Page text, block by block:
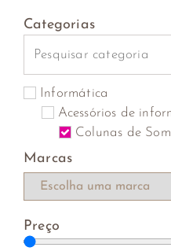
Categorias
Informática
Acessórios de
Colunas de Som
Marcas
Preço